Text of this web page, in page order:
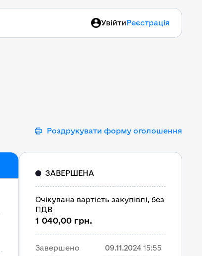
УвійтиРеєстрація
Роздрукувати форму оголошення
ЗАВЕРШЕНА
Очікувана вартість закупівлі, без
ПДВ
1 040,00 грн.
Завершено 09.11.2024 15:55